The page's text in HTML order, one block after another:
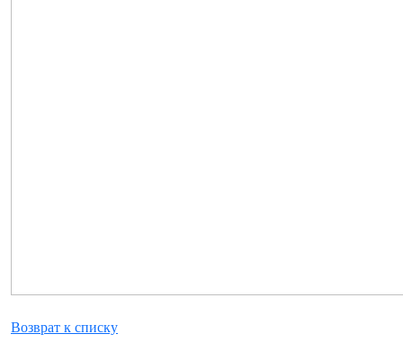
Возврат к списку